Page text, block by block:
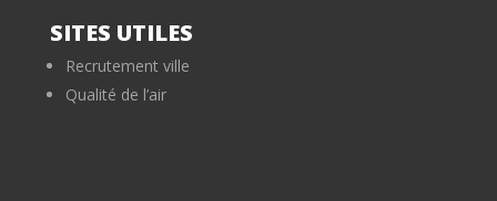
SITES UTILES
Recrutement ville
Qualité de l’air